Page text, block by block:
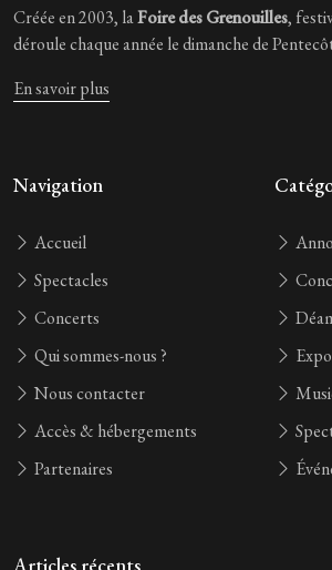
Créée en 2003, laFoire des Grenouilles,
déroule chaque année le dimanche de
En savoir plus
Navigation
Accueil
Spectacles
Concerts
Qui sommes-nous ?
Nous contacter
Accès & hébergements
Partenaires